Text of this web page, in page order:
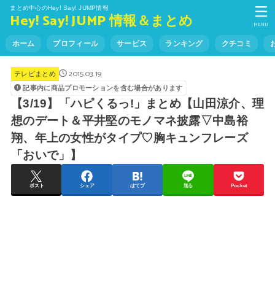
まとめ中心のHey! Say! JUMP情報
Hey! Say! JUMP 情報＆まとめ
ホーム プロフィール サービス ランキング クチコミ
MENU
テレビまとめ 2015.03.19
記事内に商品プロモーションを含む場合があります
【3/19】「ハピくるっ!」まとめ【山田涼介、理
想のデート＆平井堅のモノマネ披露▽中島裕
翔、年上の女性がタイプ♡胸キュンフレーズ
「おいで」】
ポスト シェア はてブ 送る Pocket